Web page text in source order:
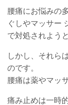
腰痛にお悩みの
ぐしやマッサー
で対処されよう
しかし、それら
のです。
腰痛は薬やマッ
痛み止めは一時